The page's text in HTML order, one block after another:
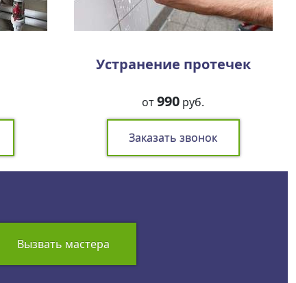
Устранение протечек
от990 руб.
Заказать звонок
Вызвать мастера